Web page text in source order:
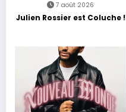
7 août 2026
Julien Rossier est Coluche !